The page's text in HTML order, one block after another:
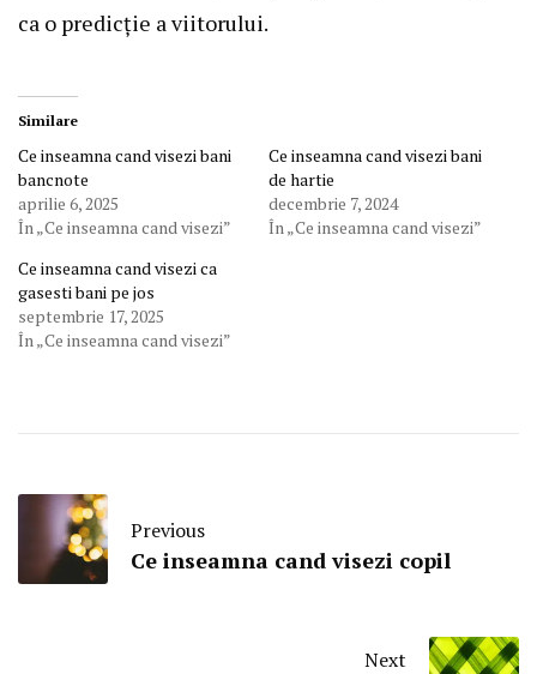
ca o predicție a viitorului.
Similare
Ce inseamna cand visezi bani
bancnote
aprilie 6, 2025
În „Ce inseamna cand visezi”
Ce inseamna cand visezi bani
de hartie
decembrie 7, 2024
În „Ce inseamna cand visezi”
Ce inseamna cand visezi ca
gasesti bani pe jos
septembrie 17, 2025
În „Ce inseamna cand visezi”
Previous
Ce inseamna cand visezi copil
Next